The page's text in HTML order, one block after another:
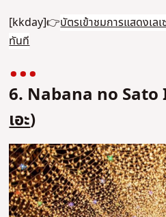
[kkday]👉บัตรเข้าชมการแสดงเล
ทันที
6. Nabana no
เอะ)